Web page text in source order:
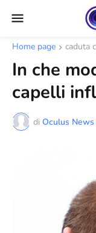
Home page caduta
In che
capelli
di Oculus News